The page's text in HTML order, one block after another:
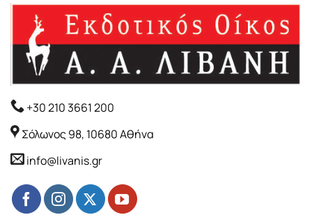
+30 210 3661 200
Σόλωνος 98, 10680 Αθήνα
info@livanis.gr